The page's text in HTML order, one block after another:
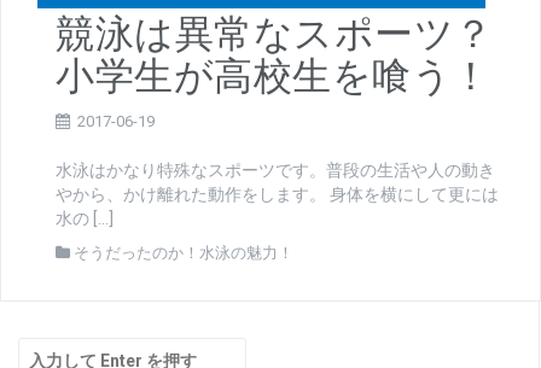
競泳は異常なスポーツ？
小学生が高校生を喰う！
2017-06-19
水泳はかなり特殊なスポーツです。普段の生活や人の動き
やから、かけ離れた動作をします。 身体を横にして更には
水の […]
そうだったのか！水泳の魅力！